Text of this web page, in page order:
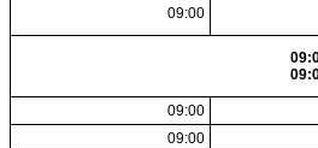
09:00
09:00
09:00